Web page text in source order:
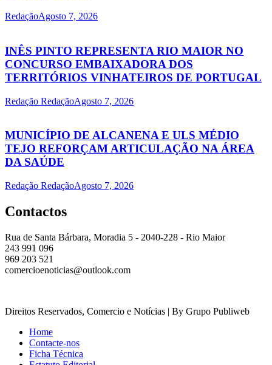
RedaçãoAgosto 7, 2026
INÊS PINTO REPRESENTA RIO MAIOR NO
CONCURSO EMBAIXADORA DOS
TERRITÓRIOS VINHATEIROS DE PORTUGAL
Redação RedaçãoAgosto 7, 2026
MUNICÍPIO DE ALCANENA E ULS MÉDIO
TEJO REFORÇAM ARTICULAÇÃO NA ÁREA
DA SAÚDE
Redação RedaçãoAgosto 7, 2026
Contactos
Rua de Santa Bárbara, Moradia 5 - 2040-228 - Rio Maior
243 991 096
969 203 521
comercioenoticias@outlook.com
Direitos Reservados, Comercio e Notícias | By Grupo Publiweb
Home
Contacte-nos
Ficha Técnica